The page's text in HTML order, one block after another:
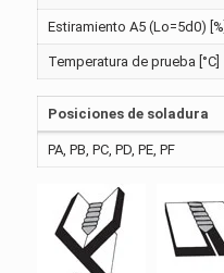
Estiramiento A5 (Lo=5d0) [%]
Temperatura de prueba [°C]
Posiciones de soladura
PA, PB, PC, PD, PE, PF